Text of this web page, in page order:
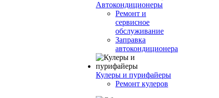
Автокондиционеры
Ремонт и
сервисное
обслуживание
Заправка
автокондиционера
Кулеры и пурифайеры
Ремонт кулеров